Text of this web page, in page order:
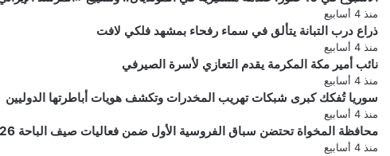
منذ 4 أسابيع
ذراع درب التبانة يتألق في سماء رفحاء بمشهد فلكي لافت
منذ 4 أسابيع
نائب أمير مكة المكرمة يقدم التعازي لأسرة الصيرفي
منذ 4 أسابيع
سوريا تُفكك كبرى شبكات تهريب المخدرات وتكشف هويات أباطرتها الدوليين
منذ 4 أسابيع
محافظة المخواة تحتضن سباق الفروسية الأول ضمن فعاليات صيف الباحة 2026
منذ 4 أسابيع